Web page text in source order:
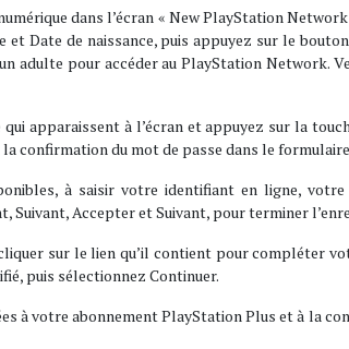
dans l’écran « New PlayStation
Date de naissance, puis appuyez sur le
adulte pour accéder au PlayStation Network.
apparaissent à l’écran et appuyez sur la
confirmation du mot de passe dans le
à saisir votre identifiant en ligne,
Suivant, Accepter et Suivant, pour terminer
sur le lien qu’il contient pour compléter
puis sélectionnez Continuer.
à votre abonnement PlayStation Plus et à la